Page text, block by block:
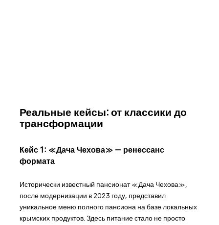
Реальные кейсы: от классики до
трансформации
Кейс 1: «Дача Чехова» — ренессанс
формата
Исторически известный пансионат «Дача Чехова»,
после модернизации в 2023 году, представил
уникальное меню полного пансиона на базе локальных
крымских продуктов. Здесь питание стало не просто